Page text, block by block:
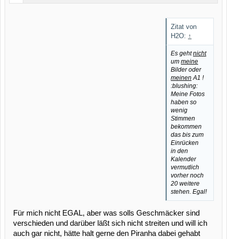
Zitat von
H2O: ↑
Es gehtnicht
um meine
Bilder oder
meinen A1 !
:blushing:
Meine Fotos
haben so
wenig
Stimmen
bekommen
das bis zum
Einrücken
in den
Kalender
vermutlich
vorher noch
20 weitere
stehen. Egal!
Für mich nicht EGAL, aber was solls Geschmäcker sind
verschieden und darüber läßt sich nicht streiten und will ich
auch gar nicht, hätte halt gerne den Piranha dabei gehabt